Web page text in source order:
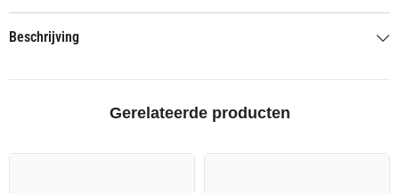
Beschrijving
Gerelateerde producten